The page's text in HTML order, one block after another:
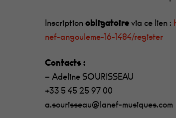
Inscriptionobligatoire via ce lien :
nef-angouleme-16-1484/register
Contacts :
– Adeline SOURISSEAU
+33 5 45 25 97 00
a.sourisseau@lanef-musiques.com